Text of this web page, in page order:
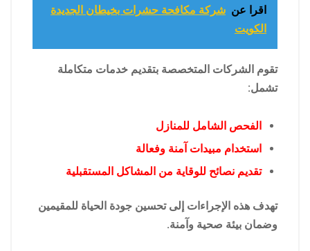
اقرا عن شركة مكافحة حشرات بخيطان الجديدة
الكويت
تقوم الشركات المتخصصة بتقديم خدمات متكاملة
تشمل:
الفحص الشامل للمنازل
استخدام مبيدات آمنة وفعالة
تقديم نصائح للوقاية من المشاكل المستقبلية
تهدف هذه الإجراءات إلى تحسين جودة الحياة للمقيمين
وضمان بيئة صحية وآمنة.